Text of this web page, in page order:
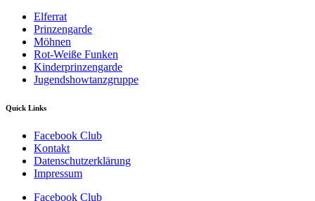
Elferrat
Prinzengarde
Möhnen
Rot-Weiße Funken
Kinderprinzengarde
Jugendshowtanzgruppe
Quick Links
Facebook Club
Kontakt
Datenschutzerklärung
Impressum
Facebook Club